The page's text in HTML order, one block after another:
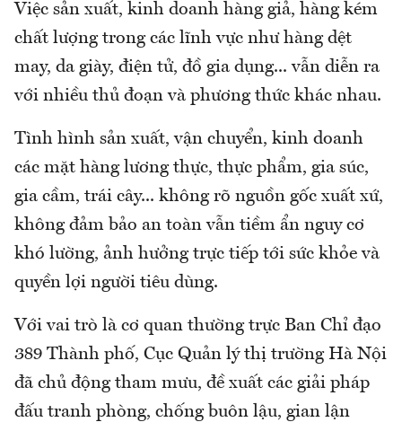
Việc sản xuất, kinh doanh hàng giả, hàng kém
chất lượng trong các lĩnh vực như hàng dệt
may, da giày, điện tử, đồ gia dụng... vẫn diễn ra
với nhiều thủ đoạn và phương thức khác nhau.
Tình hình sản xuất, vận chuyển, kinh doanh
các mặt hàng lương thực, thực phẩm, gia súc,
gia cầm, trái cây... không rõ nguồn gốc xuất xứ,
không đảm bảo an toàn vẫn tiềm ẩn nguy cơ
khó lường, ảnh hưởng trực tiếp tới sức khỏe và
quyền lợi người tiêu dùng.
Với vai trò là cơ quan thường trực Ban Chỉ đạo
389 Thành phố, Cục Quản lý thị trường Hà Nội
đã chủ động tham mưu, đề xuất các giải pháp
đấu tranh phòng, chống buôn lậu, gian lận